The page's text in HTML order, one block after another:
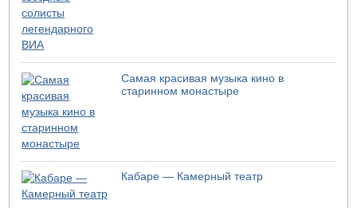
Самая красивая музыка кино в
старинном монастыре
Кабаре — Камерный театр